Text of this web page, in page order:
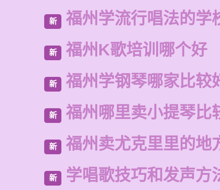
新 福州学流行唱法的学
新 福州K歌培训哪个好
新 福州学钢琴哪家比较
新 福州哪里卖小提琴比
新 福州卖尤克里里的地
新 学唱歌技巧和发声方